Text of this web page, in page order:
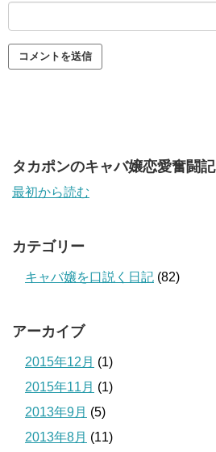
タカポンのキャバ嬢恋愛奮闘記
最初から読む
カテゴリー
キャバ嬢を口説く日記 (82)
アーカイブ
2015年12月 (1)
2015年11月 (1)
2013年9月 (5)
2013年8月 (11)